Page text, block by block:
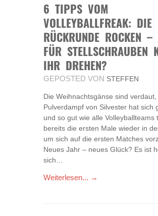
6 TIPPS VOM
VOLLEYBALLFREAK: DIE
RÜCKRUNDE ROCKEN
FÜR STELLSCHRAUBEN
IHR DREHEN?
GEPOSTED VON STEFFEN
Die Weihnachtsgänse sind
Pulverdampf von Silvester hat sich
und so gut wie alle Volleyballteams
bereits die ersten Male wieder in
um sich auf die ersten Matches
Neues Jahr – neues Glück? Es ist
sich…
Weiterlesen... →